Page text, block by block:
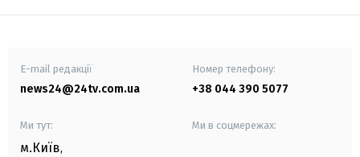
E-mail редакції
news24@24tv.com.ua
Номер телефону:
+38 044 390 5077
Ми тут:
м.Київ,
Ми в соцмережах: